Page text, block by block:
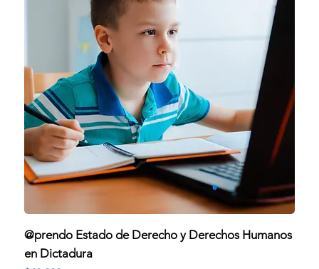
@prendo Estado de Derecho y Derechos Humanos
en Dictadura